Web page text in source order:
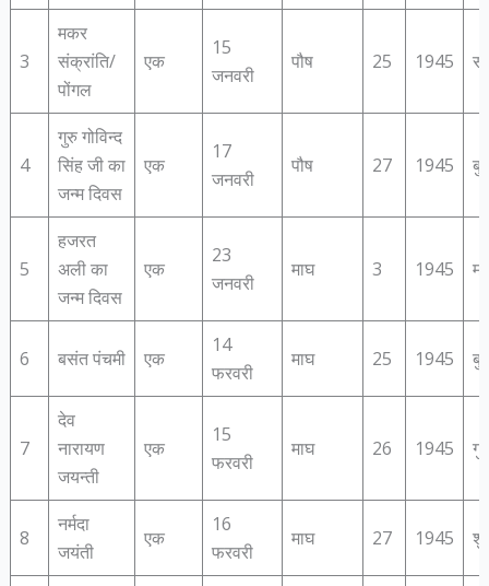
3
मकर
संक्रांति/
पोंगल
एक
15
जनवरी
पौष 25 1945
4
गुरु गोविन्‍द
सिंह जी का
जन्‍म दिवस
एक
17
जनवरी
पौष 27 1945
5
हजरत
अली का
जन्‍म दिवस
एक
23
जनवरी
माघ 3 1945
6 बसंत पंचमी एक
14
फरवरी
माघ 25 1945
7
देव
नारायण
जयन्‍ती
एक
15
फरवरी
माघ 26 1945
8
नर्मदा
जयंती
एक
16
फरवरी
माघ 27 1945